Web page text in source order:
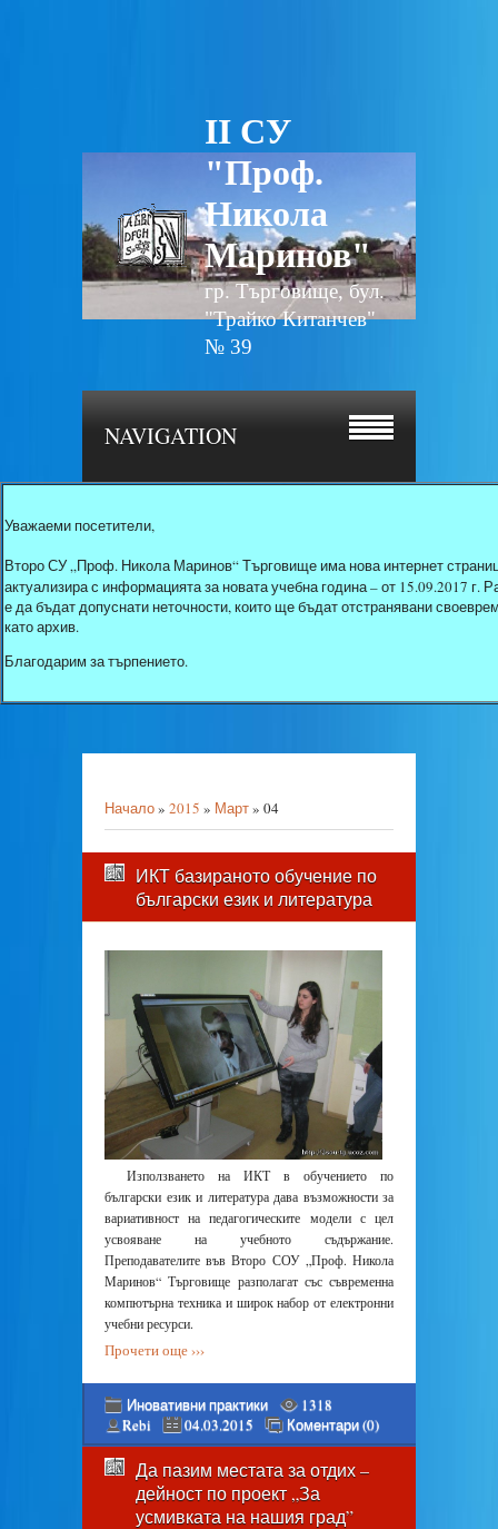
II СУ
"Проф.
Никола
Маринов"
гр. Търговище, бул.
"Трайко Китанчев"
№ 39
NAVIGATION
Уважаеми посетители,
Второ СУ „Проф. Никола Маринов“ Търговище има нова интернет
актуализира с информацията за новата учебна година – от 15.09.2017
е да бъдат допуснати неточности, които ще бъдат отстранявани
като архив.
Благодарим за търпението.
Начало» 2015 » Март» 04
ИКТ базираното обучение по
български език и литература
Използването на ИКТ в обучението по
български език и литература дава възможности за
вариативност на педагогическите модели с цел
усвояване на учебното съдържание.
Преподавателите във Второ СОУ „Проф. Никола
Маринов“ Търговище разполагат със съвременна
компютърна техника и широк набор от електронни
учебни ресурси.
Прочети още ›››
Иновативни практики
1318
Rebi
04.03.2015 Коментари (0)
Да пазим местата за отдих –
дейност по проект „За
усмивката на нашия град”